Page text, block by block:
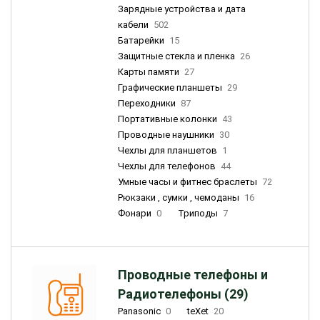
Зарядные устройства и дата
кабели 502
Батарейки 15
Защитные стекла и пленка 26
Карты памяти 27
Графические планшеты 29
Переходники 87
Портативные колонки 43
Проводные наушники 30
Чехлы для планшетов 1
Чехлы для телефонов 44
Умные часы и фитнес браслеты 72
Рюкзаки , сумки , чемоданы 16
Фонари 0 Триподы 7
Проводные телефоны и
Радиотелефоны (29)
Panasonic 0 teXet 20